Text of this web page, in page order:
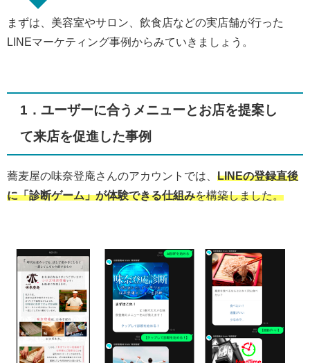
まずは、美容室やサロン、飲食店などの実店舗が行った
LINEマーケティング事例からみていきましょう。
1．ユーザーに合うメニューとお店を提案し
て来店を促進した事例
蕎麦屋の味奈登庵さんのアカウントでは、 LINEの登録直後
に「診断ゲーム」が体験できる仕組みを構築しました。